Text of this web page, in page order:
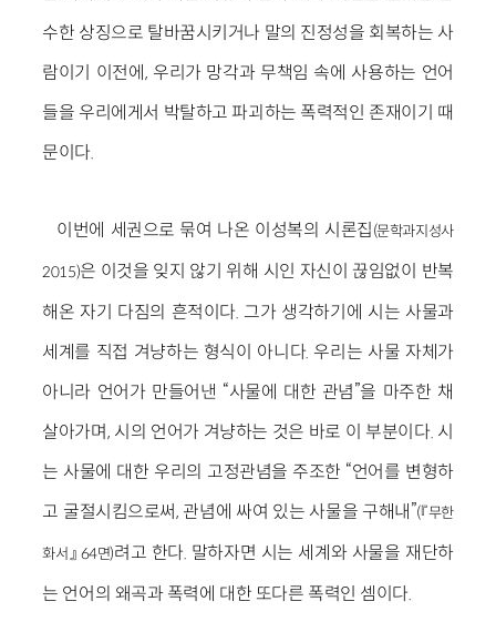
수한 상징으로 탈바꿈시키거나 말의 진정성을 회복하는 사
람이기 이전에, 우리가 망각과 무책임 속에 사용하는 언어
들을 우리에게서 박탈하고 파괴하는 폭력적인 존재이기 때
문이다.
이번에 세권으로 묶여 나온 이성복의 시론집(문학과지성사
2015)은 이것을 잊지 않기 위해 시인 자신이 끊임없이 반복
해온 자기 다짐의 흔적이다. 그가 생각하기에 시는 사물과
세계를 직접 겨냥하는 형식이 아니다. 우리는 사물 자체가
아니라 언어가 만들어낸 “사물에 대한 관념”을 마주한 채
살아가며, 시의 언어가 겨냥하는 것은 바로 이 부분이다. 시
는 사물에 대한 우리의 고정관념을 주조한 “언어를 변형하
고 굴절시킴으로써, 관념에 싸여 있는 사물을 구해내”(『무한
화서』 64면)려고 한다. 말하자면 시는 세계와 사물을 재단하
는 언어의 왜곡과 폭력에 대한 또다른 폭력인 셈이다.